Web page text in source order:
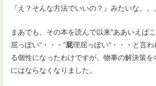
『え？そんな方法でいいの？』みたいな。。
まあでも、その本を読んで以来”ああいえば
屈っぽい”・・・”屁理屈っぽい”・・・と言
る個性になったわけですが、物事の解決策
にはならなくなりました。